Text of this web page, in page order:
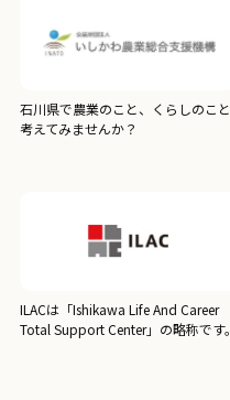
石川県で農業のこと、くらしのこと
考えてみませんか？
ILACは「Ishikawa Life And Career
Total Support Center」の略称です。